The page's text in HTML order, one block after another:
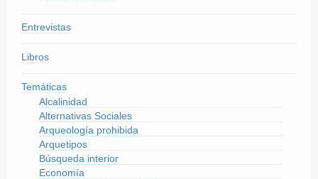
Entrevistas
Libros
Temáticas
Alcalinidad
Alternativas Sociales
Arqueología prohibida
Arquetipos
Búsqueda interior
Economía